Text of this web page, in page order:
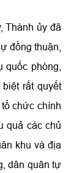
Thành ủy đã
đồng thuận,
phòng,
rất quyết
chức chính
quả các chủ
khu và địa
dân quân tự